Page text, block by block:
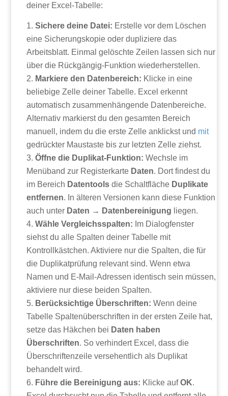
deiner Excel-Tabelle:
Sichere deine Datei: Erstelle vor dem Löschen
eine Sicherungskopie oder dupliziere das
Arbeitsblatt. Einmal gelöschte Zeilen lassen sich nur
über die Rückgängig-Funktion wiederherstellen.
Markiere den Datenbereich: Klicke in eine
beliebige Zelle deiner Tabelle. Excel erkennt
automatisch zusammenhängende Datenbereiche.
Alternativ markierst du den gesamten Bereich
manuell, indem du die erste Zelle anklickst und mit
gedrückter Maustaste bis zur letzten Zelle ziehst.
Öffne die Duplikat-Funktion: Wechsle im
Menüband zur Registerkarte Daten. Dort findest du
im Bereich Datentools die Schaltfläche Duplikate
entfernen. In älteren Versionen kann diese Funktion
auch unter Daten → Datenbereinigung liegen.
Wähle Vergleichsspalten: Im Dialogfenster
siehst du alle Spalten deiner Tabelle mit
Kontrollkästchen. Aktiviere nur die Spalten, die für
die Duplikatprüfung relevant sind. Wenn etwa
Namen und E-Mail-Adressen identisch sein müssen,
aktiviere nur diese beiden Spalten.
Berücksichtige Überschriften: Wenn deine
Tabelle Spaltenüberschriften in der ersten Zeile hat,
setze das Häkchen bei Daten haben
Überschriften. So verhindert Excel, dass die
Überschriftenzeile versehentlich als Duplikat
behandelt wird.
Führe die Bereinigung aus: Klicke aufOK.